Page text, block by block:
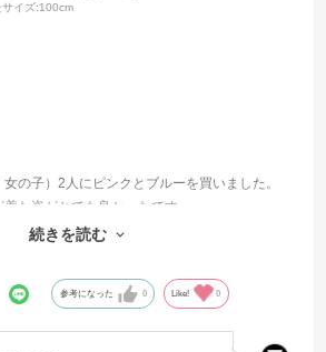
イズ:100cm
の子）2人にピンクとブルーを買いました。
た姿がとても良かったです。
、袖をおり、オーバーサイズで着ました。そ
続きを読む
参考になった 0 Like! 0